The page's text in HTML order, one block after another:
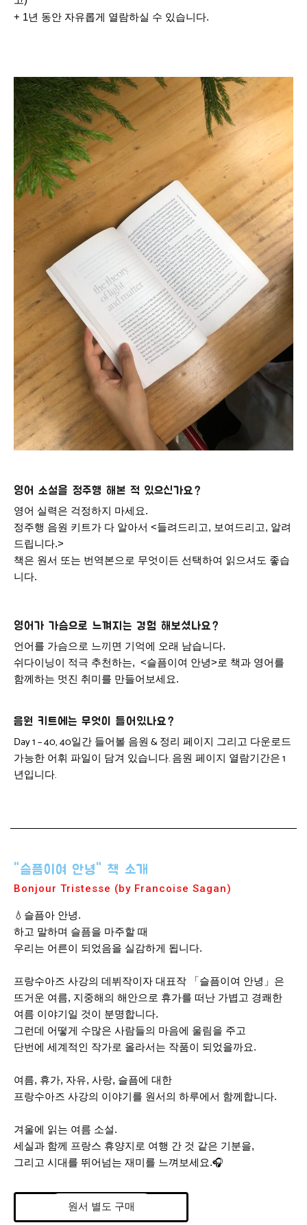
+ 1년 동안 자유롭게 열람하실 수 있습니다.
영어 소설을 정주행 해본 적 있으신가요?
영어 실력은 걱정하지 마세요.
정주행 음원 키트가 다 알아서 <들려드리고, 보여드리고, 알려
드립니다.>
책은 원서 또는 번역본으로 무엇이든 선택하여 읽으셔도 좋습
니다.
영어가 가슴으로 느껴지는 경험 해보셨나요?
언어를 가슴으로 느끼면 기억에 오래 남습니다.
쉬다이닝이 적극 추천하는, <슬픔이여 안녕>로 책과 영어를
함께하는 멋진 취미를 만들어보세요.
음원 키트에는 무엇이 들어있나요?
Day 1 – 40, 40일간 들어볼 음원&정리 페이지 그리고 다운로드
가능한 어휘 파일이 담겨 있습니다.음원 페이지 열람기간은1
년입니다.
"슬픔이여 안녕" 책 소개
Bonjour Tristesse (by Francoise Sagan)
💧슬픔아 안녕.
하고 말하며 슬픔을 마주할 때
우리는 어른이 되었음을 실감하게 됩니다.
프랑수아즈 사강의 데뷔작이자 대표작 「슬픔이여 안녕」은
뜨거운 여름, 지중해의 해안으로 휴가를 떠난 가볍고 경쾌한
여름 이야기일 것이 분명합니다.
그런데 어떻게 수많은 사람들의 마음에 울림을 주고
단번에 세계적인 작가로 올라서는 작품이 되었을까요.
여름, 휴가, 자유, 사랑, 슬픔에 대한
프랑수아즈 사강의 이야기를 원서의 하루에서 함께합니다.
겨울에 읽는 여름 소설.
세실과 함께 프랑스 휴양지로 여행 간 것 같은 기분을,
그리고 시대를 뛰어넘는 재미를 느껴보세요.🎧
원서 별도 구매